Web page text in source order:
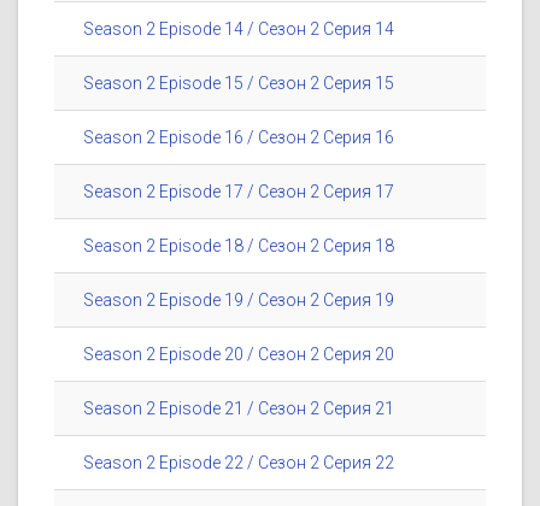
Season 2 Episode 14 / Сезон 2 Серия 14
Season 2 Episode 15 / Сезон 2 Серия 15
Season 2 Episode 16 / Сезон 2 Серия 16
Season 2 Episode 17 / Сезон 2 Серия 17
Season 2 Episode 18 / Сезон 2 Серия 18
Season 2 Episode 19 / Сезон 2 Серия 19
Season 2 Episode 20 / Сезон 2 Серия 20
Season 2 Episode 21 / Сезон 2 Серия 21
Season 2 Episode 22 / Сезон 2 Серия 22